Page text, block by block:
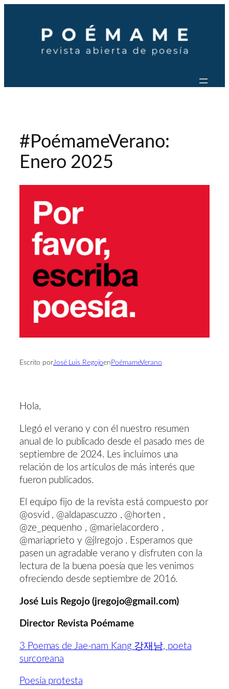
contenido
#PoémameVerano:
Enero 2025
Escrito porJosé Luis Regojoen PoémameVerano
Hola,
Llegó el verano y con él nuestro resumen
anual de lo publicado desde el pasado mes de
septiembre de 2024. Les incluimos una
relación de los artículos de más interés que
fueron publicados.
El equipo fijo de la revista está compuesto por
@osvid , @aldapascuzzo , @horten ,
@ze_pequenho , @marielacordero ,
@mariaprieto y @jlregojo . Esperamos que
pasen un agradable verano y disfruten con la
lectura de la buena poesía que les venimos
ofreciendo desde septiembre de 2016.
José Luis Regojo (jregojo@gmail.com)
Director Revista Poémame
3 Poemas de Jae-nam Kang 강재남, poeta
surcoreana
Poesía protesta